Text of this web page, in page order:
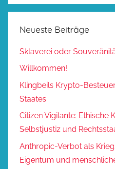
Neueste Beiträge
Sklaverei oder
Willkommen!
Klingbeils Krypto-
Staates
Citizen Vigilante: Ethische
Selbstjustiz und
Anthropic-Verbot als
Eigentum und